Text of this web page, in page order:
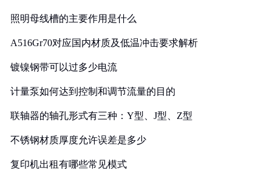
照明母线槽的主要作用是什么
A516Gr70对应国内材质及低温冲击要求解析
镀镍钢带可以过多少电流
计量泵如何达到控制和调节流量的目的
联轴器的轴孔形式有三种：Y型、J型、Z型
不锈钢材质厚度允许误差是多少
复印机出租有哪些常见模式